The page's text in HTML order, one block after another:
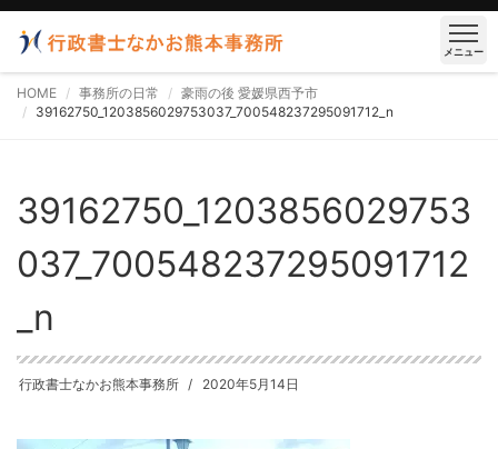
メニュー
HOME 事務所の日常
豪雨の後 愛媛県西予市
39162750_1203856029753037_700548237295091712_n
39162750_1203856029753
037_700548237295091712
_n
行政書士なかお熊本事務所 2020年5月14日